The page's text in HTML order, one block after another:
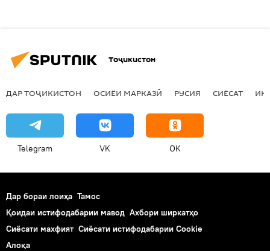
Тоҷикистон
ДАР ТОҶИКИСТОН ОСИЁИ МАРКАЗӢ РУСИЯ СИЁСАТ
Telegram VK OK
Дар бораи лоиҳа Тамос
Қоидаи истифодабарии мавод Ахбори ширкатҳо
Сиёсати махфият Сиёсати истифодабарии Cookie
Алоқа